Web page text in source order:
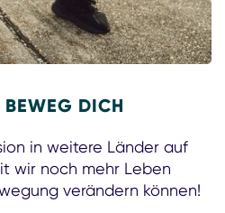
DICH
in weitere Länder auf
wir noch mehr Leben
verändern können!